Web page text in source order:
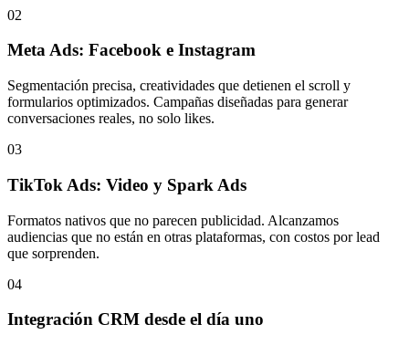
02
Meta Ads: Facebook e Instagram
Segmentación precisa, creatividades que detienen el scroll y
formularios optimizados. Campañas diseñadas para generar
conversaciones reales, no solo likes.
03
TikTok Ads: Video y Spark Ads
Formatos nativos que no parecen publicidad. Alcanzamos
audiencias que no están en otras plataformas, con costos por lead
que sorprenden.
04
Integración CRM desde el día uno